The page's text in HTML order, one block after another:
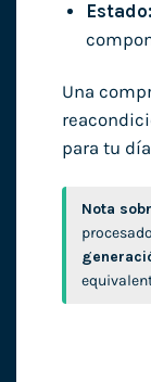
Estado:
Una
para tu
Nota